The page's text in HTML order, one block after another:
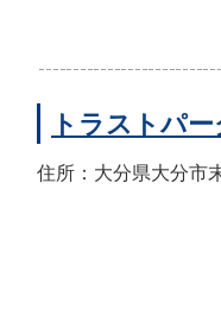
トラストパ
住所：大分県大分市